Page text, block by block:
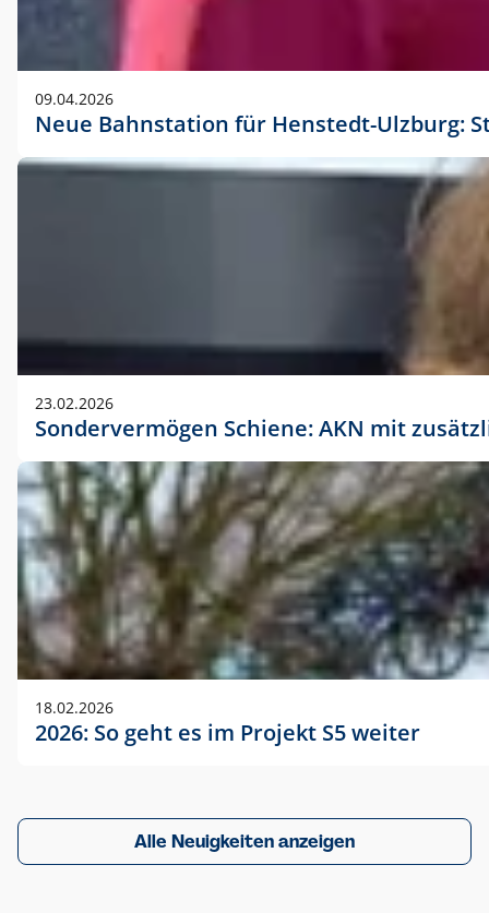
09.04.2026
Neue Bahnstation für Henstedt-Ulzburg:
23.02.2026
Sondervermögen Schiene: AKN mit
18.02.2026
2026: So geht es im Projekt S5 weiter
Alle Neuigkeiten anzeigen